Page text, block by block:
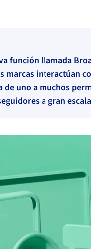
función llamada
interactúan
uno a muchos
a gran